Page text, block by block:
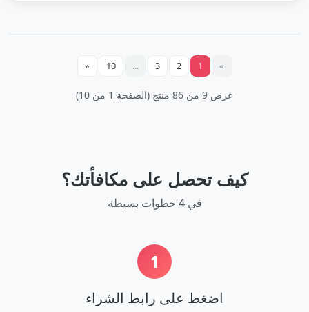
»
1
2
3
...
10
«
عرض 9 من 86 منتج (الصفحة 1 من 10)
كيف تحصل على مكافأتك؟
في 4 خطوات بسيطة
1
اضغط على رابط الشراء